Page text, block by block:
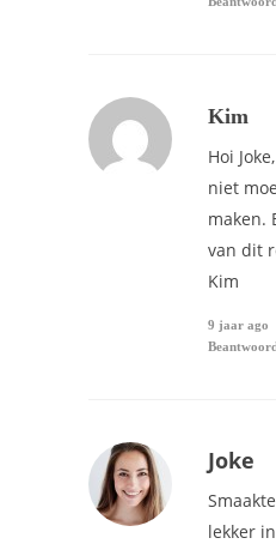
Kim
Hoi
niet
maken.
van dit
Kim
9 jaar ago
Joke
lekker